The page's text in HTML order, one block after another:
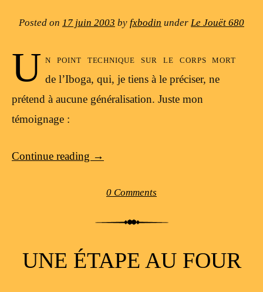
Posted on 17 juin 2003 by fxbodin under Le Jouët 680
U n point technique sur le corps mort
de l’Iboga, qui, je tiens à le préciser, ne
prétend à aucune généralisation. Juste mon
témoignage :
Continue reading →
0 Comments
UNE ÉTAPE AU FOUR